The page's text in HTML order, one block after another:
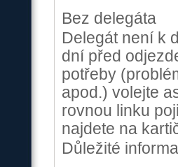
Bez delegáta
Delegát není k
dní před
potřeby
apod.) volejte
rovnou linku
najdete na
Důležité